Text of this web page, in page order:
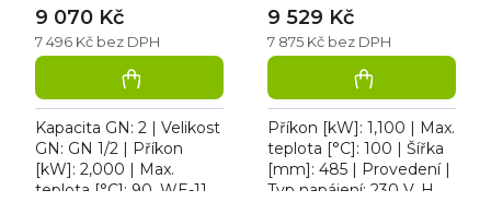
7 496 Kč bez DPH
9 070 Kč
Kapacita GN: 2 | Velikost
GN: GN 1/2 | Příkon
[kW]: 2,000 | Max.
teplota [°C]: 90. WE-11
7 875 Kč bez DPH
9 529 Kč
Příkon [kW]: 1,100 | Max.
teplota [°C]: 100 | Šířka
[mm]: 485 | Provedení |
Typ napájení: 230 V. HD-